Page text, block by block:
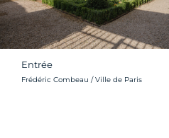
Entrée
Crédit photo :
Frédéric Combeau / Ville de Paris